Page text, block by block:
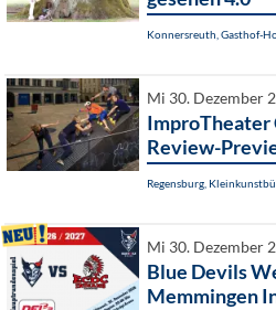
Konnersreuth, Gasthof-
Mi 30. Dezember
ImproTheater
Review-
Regensburg,
Mi 30. Dezember
Blue Devils
Memmingen